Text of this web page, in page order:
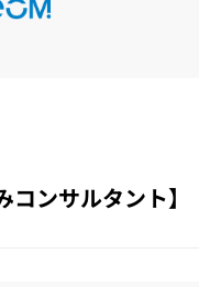
コンサルタント】